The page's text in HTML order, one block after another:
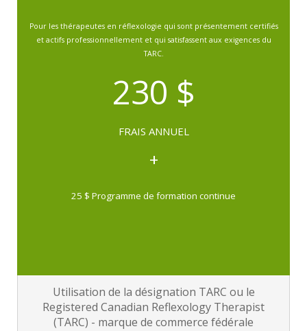
Pour les thérapeutes en réflexologie qui sont présentement certifiés
et actifs professionnellement et qui satisfassent aux exigences du
TARC.
230 $
FRAIS ANNUEL
+
25 $ Programme de formation continue
Utilisation de la désignation TARC ou le
Registered Canadian Reflexology Therapist
(TARC) - marque de commerce fédérale